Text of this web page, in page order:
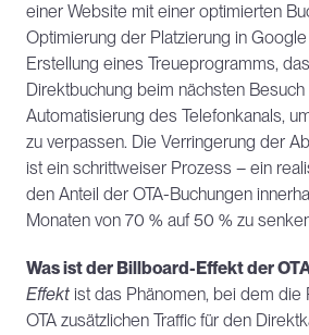
einer Website mit einer optimierten
Optimierung der Platzierung in
Erstellung eines Treueprogramms,
Direktbuchung beim nächsten
Automatisierung des Telefonkanals,
zu verpassen. Die Verringerung der
ist ein schrittweiser Prozess – ein
den Anteil der OTA-Buchungen
Monaten von 70 % auf 50 % zu
Was ist der Billboard-Effekt der
Effekt ist das Phänomen, bei dem die
OTA zusätzlichen Traffic für den